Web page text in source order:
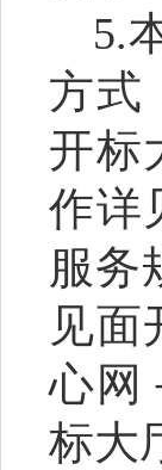
5.
方式
开标
作详
服务
见面
心网
标大